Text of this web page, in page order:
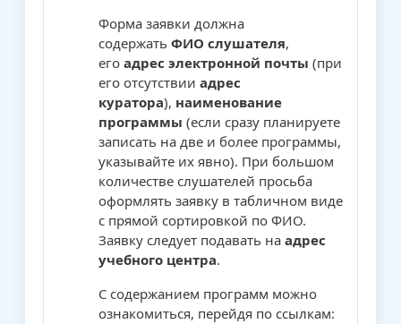
Форма заявки должна
содержать ФИО слушателя,
его адрес электронной почты (при
его отсутствии адрес
куратора), наименование
программы (если сразу планируете
записать на две и более программы,
указывайте их явно). При большом
количестве слушателей просьба
оформлять заявку в табличном виде
с прямой сортировкой по ФИО.
Заявку следует подавать на адрес
учебного центра.
С содержанием программ можно
ознакомиться, перейдя по ссылкам: